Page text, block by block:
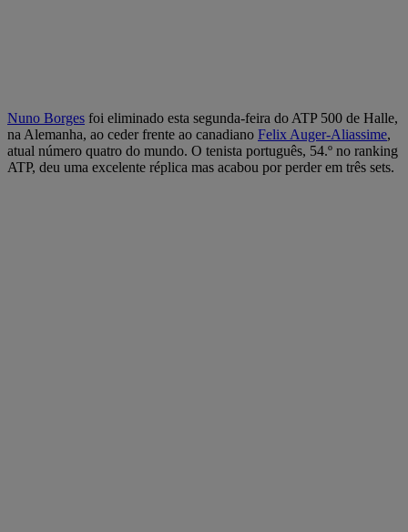
Nuno Borges foi eliminado esta segunda-feira do ATP 500 de Halle,
na Alemanha, ao ceder frente ao canadiano Felix Auger-Aliassime,
atual número quatro do mundo. O tenista português, 54.º no ranking
ATP, deu uma excelente réplica mas acabou por perder em três sets.